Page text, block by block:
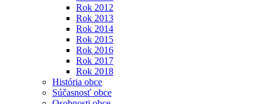
Rok 2012
Rok 2013
Rok 2014
Rok 2015
Rok 2016
Rok 2017
Rok 2018
História obce
Súčasnosť obce